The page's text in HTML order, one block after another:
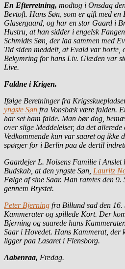
En Efterretning, modtog i Onsdag
Bevtoft. Hans Søn, som er gift med en
Glasergaard, og har en stor Gaard i
Hustru, at han sidder i engelsk
Schmidts Søn, der laa sammen med
Tid siden meddelt, at Evald var borte,
Bekymring for hans Liv. Glæden var
Live.
Faldne i Krigen.
Ifølge Beretninger fra
yngste Søn fra Vonsbæk være falden.
har set ham falde. Man bør dog,
over slige Meddelelser, da det
Vedkommende kun var saaret og ikke
spørger for i Berlin paa de dertil
Gaardejer L. Noisens Familie i Anslet
Budskab, at den yngste Søn, Lauritz
Følge af sine Saar. Han ramtes den 9.
gennem Brystet.
Peter Bjerning fra Billund sad den 16.
Kammerater og spillede Kort. Der
Bjerning og saarede hans
Saar i Hovedet. Hans Kammerat, der
ligger paa Lasaret i Flensborg.
Aabenraa, Fredag.